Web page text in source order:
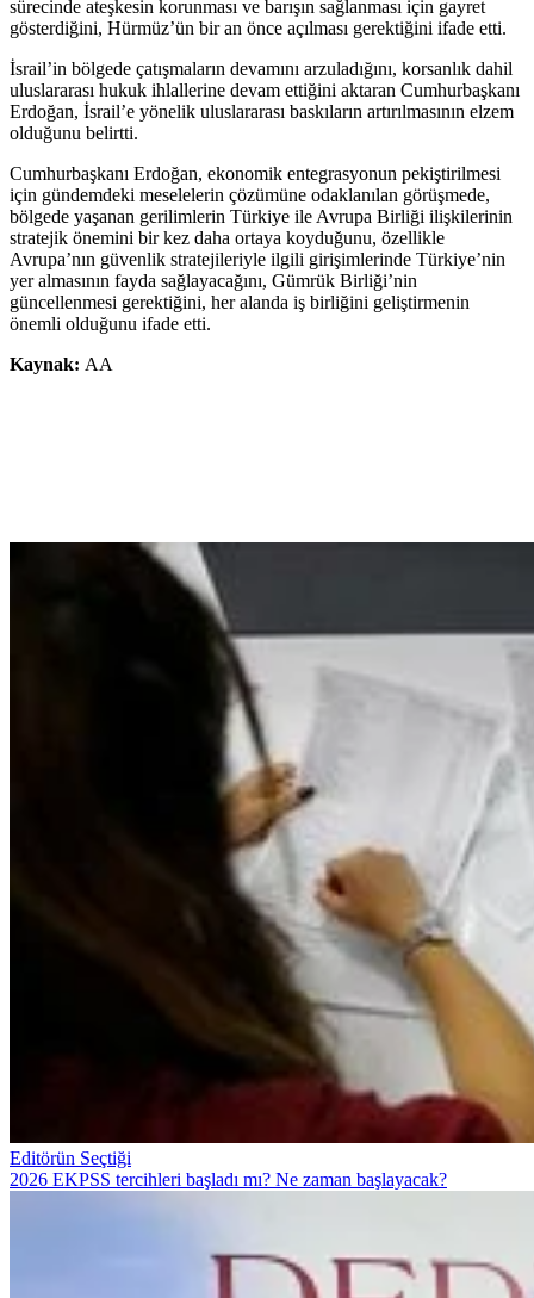
sürecinde ateşkesin korunması ve barışın sağlanması için gayret
gösterdiğini, Hürmüz’ün bir an önce açılması gerektiğini ifade etti.
İsrail’in bölgede çatışmaların devamını arzuladığını, korsanlık dahil
uluslararası hukuk ihlallerine devam ettiğini aktaran Cumhurbaşkanı
Erdoğan, İsrail’e yönelik uluslararası baskıların artırılmasının elzem
olduğunu belirtti.
Cumhurbaşkanı Erdoğan, ekonomik entegrasyonun pekiştirilmesi
için gündemdeki meselelerin çözümüne odaklanılan görüşmede,
bölgede yaşanan gerilimlerin Türkiye ile Avrupa Birliği ilişkilerinin
stratejik önemini bir kez daha ortaya koyduğunu, özellikle
Avrupa’nın güvenlik stratejileriyle ilgili girişimlerinde Türkiye’nin
yer almasının fayda sağlayacağını, Gümrük Birliği’nin
güncellenmesi gerektiğini, her alanda iş birliğini geliştirmenin
önemli olduğunu ifade etti.
Kaynak: AA
Editörün Seçtiği
2026 EKPSS tercihleri başladı mı? Ne zaman başlayacak?